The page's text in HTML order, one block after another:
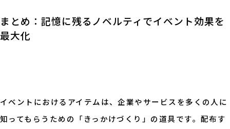
まとめ：記憶に残るノベルティでイベント効果を
最大化
イベントにおけるアイテムは、企業やサービスを多くの人に
知ってもらうための「きっかけづくり」の道具です。配布す